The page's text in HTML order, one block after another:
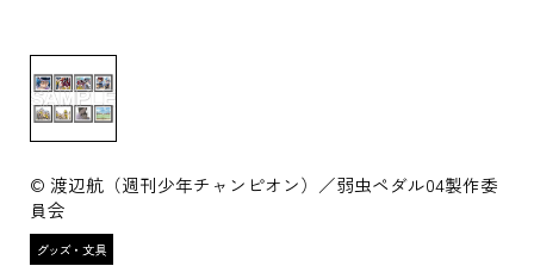
© 渡辺航（週刊少年チャンピオン）／弱虫ペダル04製作委
員会